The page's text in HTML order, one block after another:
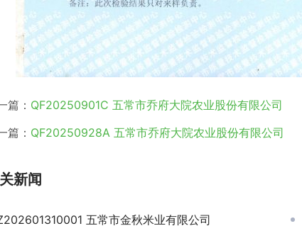
篇： QF20250901C 五常市乔府大院农业股份有限公司
篇： QF20250928A 五常市乔府大院农业股份有限公司
新闻
五常市金秋米业有限公司